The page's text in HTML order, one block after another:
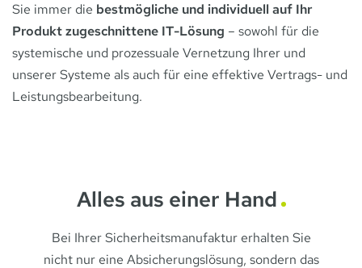
Sie immer die bestmögliche und individuell auf Ihr
Produkt zugeschnittene IT-Lösung – sowohl für die
systemische und prozessuale Vernetzung Ihrer und
unserer Systeme als auch für eine effektive Vertrags- und
Leistungsbearbeitung.
Alles aus einer Hand
Bei Ihrer Sicherheitsmanufaktur erhalten Sie
nicht nur eine Absicherungslösung, sondern das